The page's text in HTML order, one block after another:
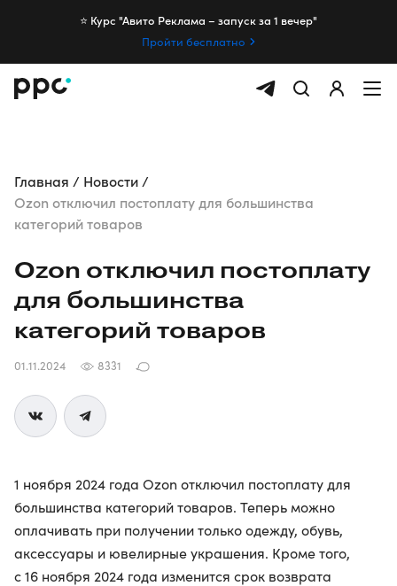
⭐️ Курс "Авито Реклама – запуск за 1 вечер"
Пройти бесплатно
Главная
Новости
Ozon отключил постоплату для большинства
категорий товаров
Ozon отключил постоплату
для большинства
категорий товаров
01.11.2024 8331
1 ноября 2024 года Ozon отключил постоплату для
большинства категорий товаров. Теперь можно
оплачивать при получении только одежду, обувь,
аксессуары и ювелирные украшения. Кроме того,
с 16 ноября 2024 года изменится срок возврата